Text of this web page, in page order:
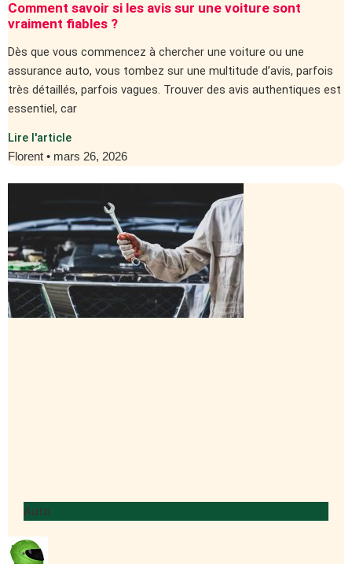
Comment savoir si les avis sur une voiture sont
vraiment fiables ?
Dès que vous commencez à chercher une voiture ou une
assurance auto, vous tombez sur une multitude d’avis, parfois
très détaillés, parfois vagues. Trouver des avis authentiques est
essentiel, car
Lire l'article
Florent mars 26, 2026
Auto